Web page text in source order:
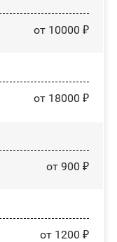
от 10000 ₽
от 18000 ₽
от 900 ₽
от 1200 ₽